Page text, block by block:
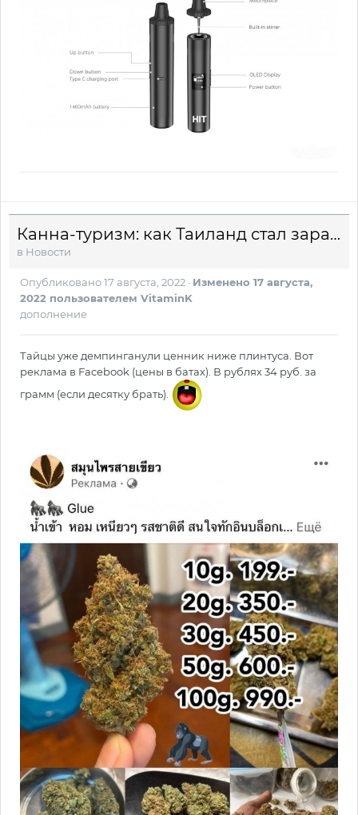
Канна-туризм: как Таиланд стал зарабатывать после легализации
в Новости
Опубликовано17 августа, 2022 · Изменено 17 августа,
2022 пользователем VitaminK
дополнение
Тайцы уже демпинганули ценник ниже плинтуса. Вот
реклама в Facebook (цены в батах). В рублях 34 руб. за
грамм (если десятку брать).